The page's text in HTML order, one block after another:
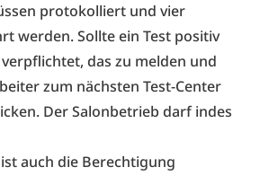
protokolliert und vier
werden. Sollte ein Test positiv
das zu melden und
zum nächsten Test-Center
Der Salonbetrieb darf indes
auch die Berechtigung